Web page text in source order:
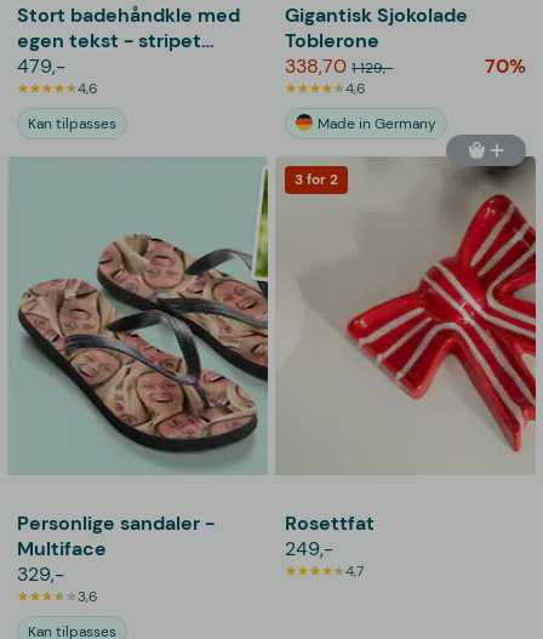
Stort badehåndkle med
egen tekst - stripet
design
479,-
4,6
Kan tilpasses
Gigantisk Sjokolade
Toblerone
338,70 1 129,- 70%
4,6
Made in Germany
Personlige sandaler -
Multiface
329,-
3,6
Kan tilpasses
3 for 2
Rosettfat
249,-
4,7